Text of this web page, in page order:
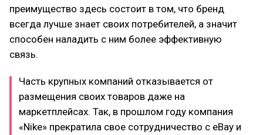
преимущество здесь состоит в том, что бренд
всегда лучше знает своих потребителей, а значит
способен наладить с ним более эффективную
связь.
Часть крупных компаний отказывается от
размещения своих товаров даже на
маркетплейсах. Так, в прошлом году компания
«Nike» прекратила свое сотрудничество с eBay и